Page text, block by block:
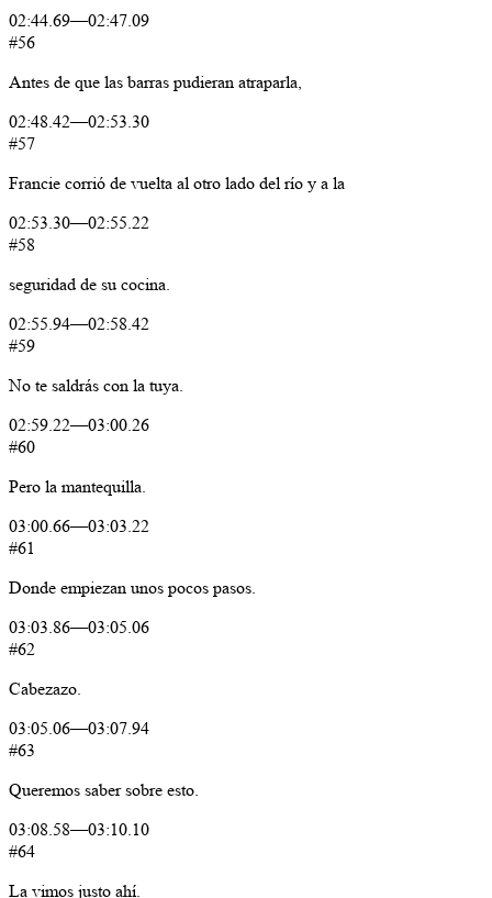
02:44.69—02:47.09
#56
Antes de que las barras pudieran atraparla,
02:48.42—02:53.30
#57
Francie corrió de vuelta al otro lado del río y a la
02:53.30—02:55.22
#58
seguridad de su cocina.
02:55.94—02:58.42
#59
No te saldrás con la tuya.
02:59.22—03:00.26
#60
Pero la mantequilla.
03:00.66—03:03.22
#61
Donde empiezan unos pocos pasos.
03:03.86—03:05.06
#62
Cabezazo.
03:05.06—03:07.94
#63
Queremos saber sobre esto.
03:08.58—03:10.10
#64
La vimos justo ahí.